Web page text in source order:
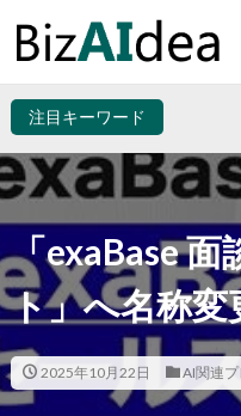
注目キーワード
「exaBase
ト」へ名称
2025年10月22日 AI関連